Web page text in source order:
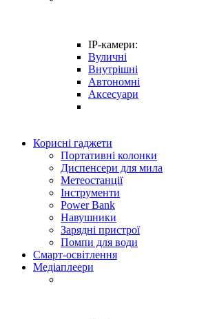
IP-камери:
Вуличні
Внутрішні
Автономні
Аксесуари
Корисні гаджети
Портативні колонки
Диспенсери для мила
Метеостанції
Інструменти
Power Bank
Навушники
Зарядні пристрої
Помпи для води
Смарт-освітлення
Медіаплеери